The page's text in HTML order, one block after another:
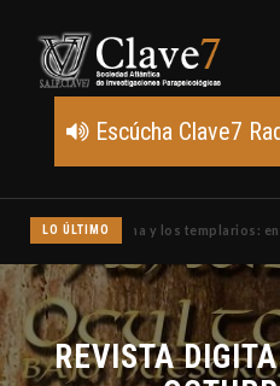
Escúcha Clave7
LO ÚLTIMO Un meteoro explota
REVISTA